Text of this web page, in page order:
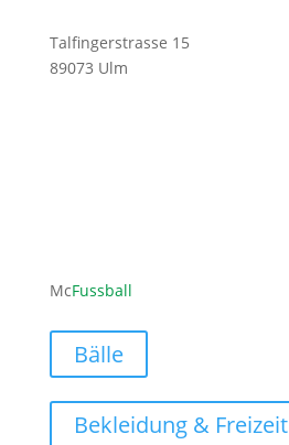
Talfingerstrasse 15
89073 Ulm
McFussball
Bälle
Bekleidung & Freizeit